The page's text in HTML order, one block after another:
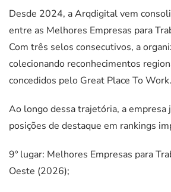
Desde 2024, a Arqdigital vem
entre as Melhores Empresas para
Com três selos consecutivos, a
colecionando reconhecimentos
concedidos pelo Great Place To Work.
Ao longo dessa trajetória, a empresa
posições de destaque em rankings
9º lugar: Melhores Empresas para
Oeste (2026);